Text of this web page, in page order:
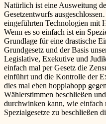
Natürlich ist eine Ausweitung
Gesetzentwurfs
eingeführten Technologien mit
Wenn es so einfach ist ein
Grundlage für eine drastische
Grundgesetz und der Basis
Legislative, Exekutive und
einfach mal per Gesetz die
einführt und die Kontrolle der
dies mal eben hopplahopp
Wählerstimmen beschließen
durchwinken kann, wie einfach
Spezialgesetze zu beschließen